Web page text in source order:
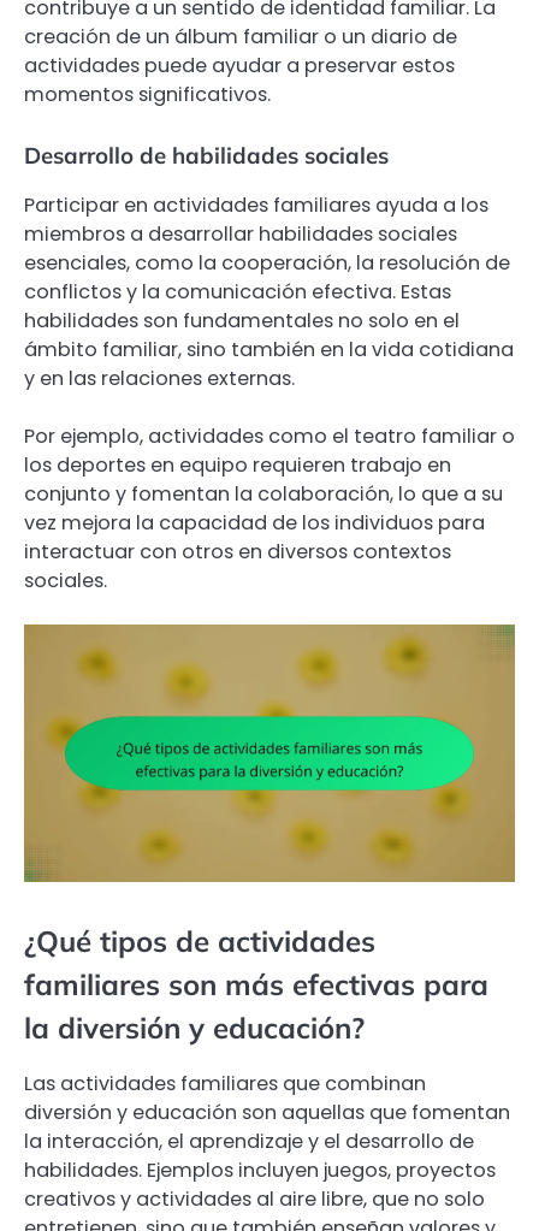
contribuye a un sentido de identidad familiar. La
creación de un álbum familiar o un diario de
actividades puede ayudar a preservar estos
momentos significativos.
Desarrollo de habilidades sociales
Participar en actividades familiares ayuda a los
miembros a desarrollar habilidades sociales
esenciales, como la cooperación, la resolución de
conflictos y la comunicación efectiva. Estas
habilidades son fundamentales no solo en el
ámbito familiar, sino también en la vida cotidiana
y en las relaciones externas.
Por ejemplo, actividades como el teatro familiar o
los deportes en equipo requieren trabajo en
conjunto y fomentan la colaboración, lo que a su
vez mejora la capacidad de los individuos para
interactuar con otros en diversos contextos
sociales.
¿Qué tipos de actividades
familiares son más efectivas para
la diversión y educación?
Las actividades familiares que combinan
diversión y educación son aquellas que fomentan
la interacción, el aprendizaje y el desarrollo de
habilidades. Ejemplos incluyen juegos, proyectos
creativos y actividades al aire libre, que no solo